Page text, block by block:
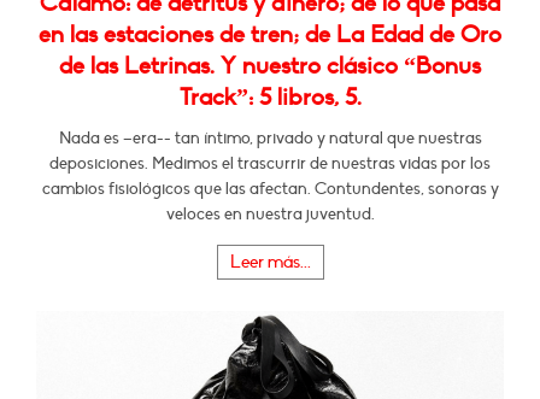
en las estaciones de tren; de La Edad de Oro
de las Letrinas. Y nuestro clásico “Bonus
Track”: 5 libros, 5.
Nada es –era-- tan íntimo, privado y natural que nuestras
deposiciones. Medimos el trascurrir de nuestras vidas por los
cambios fisiológicos que las afectan. Contundentes, sonoras y
veloces en nuestra juventud.
Leer más...